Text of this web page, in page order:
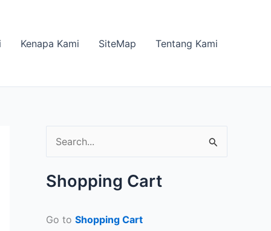
Kenapa Kami SiteMap Tentang Kami
e
a
Shopping Cart
Go to Shopping Cart